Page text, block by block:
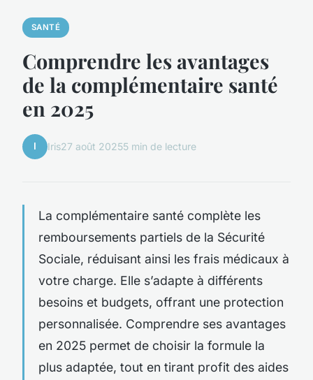
SANTÉ
Comprendre les avantages
de la complémentaire santé
en 2025
I Iris27 août 20255 min de lecture
La complémentaire santé complète les
remboursements partiels de la Sécurité
Sociale, réduisant ainsi les frais médicaux à
votre charge. Elle s’adapte à différents
besoins et budgets, offrant une protection
personnalisée. Comprendre ses avantages
en 2025 permet de choisir la formule la
plus adaptée, tout en tirant profit des aides